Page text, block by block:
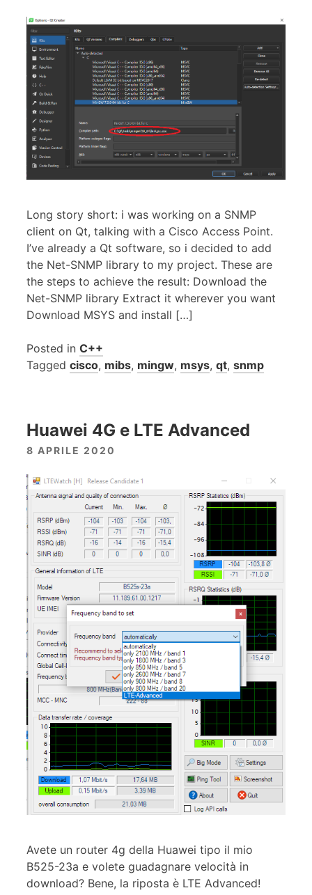
Long story short: i was working on a SNMP
client on Qt, talking with a Cisco Access Point.
I’ve already a Qt software, so i decided to add
the Net-SNMP library to my project. These are
the steps to achieve the result: Download the
Net-SNMP library Extract it wherever you want
Download MSYS and install […]
Posted in C++
Tagged cisco, mibs, mingw, msys, qt, snmp
Huawei 4G e LTE Advanced
8 APRILE 2020
Avete un router 4g della Huawei tipo il mio
B525-23a e volete guadagnare velocità in
download? Bene, la riposta è LTE Advanced!